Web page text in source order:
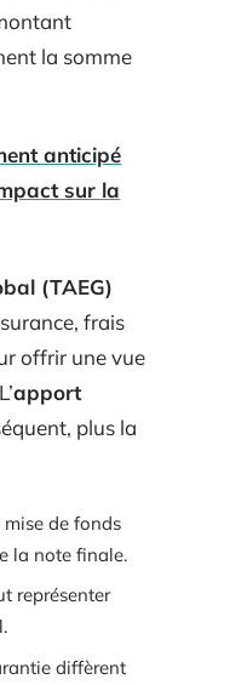
la somme
anticipé
sur la
(TAEG)
frais
offrir une vue
apport
plus la
de fonds
la note finale.
représenter
diffèrent